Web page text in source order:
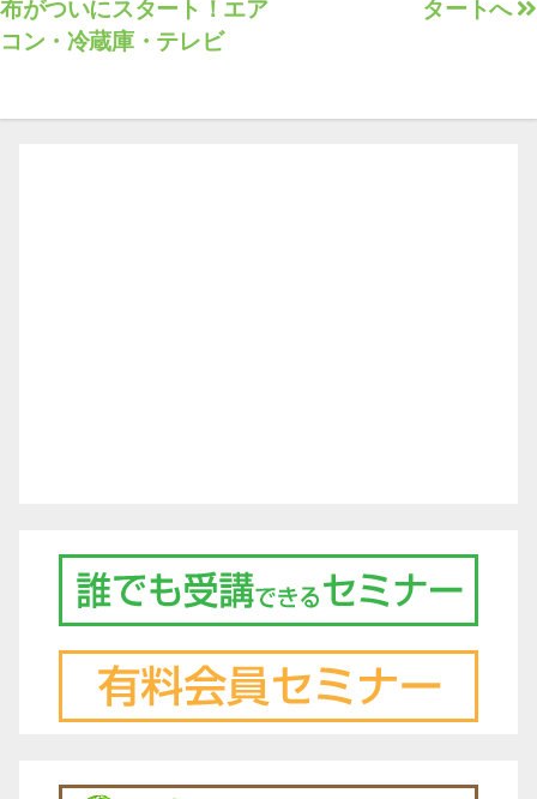
ナ
ビ
タートへ
布がついにスタート！エア
コン・冷蔵庫・テレビ